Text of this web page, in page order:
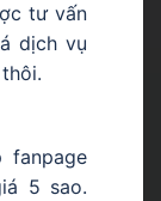
tư vấn
dịch vụ
fanpage
5 sao.